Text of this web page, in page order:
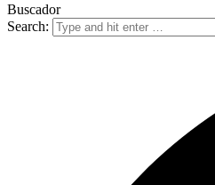
Buscador
Search: